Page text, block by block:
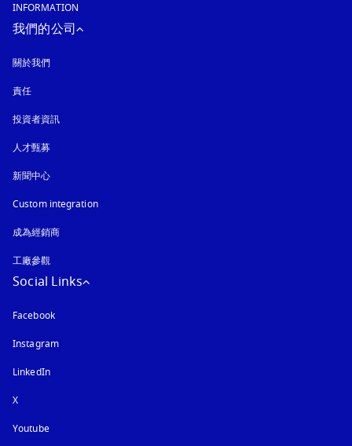
INFORMATION
我們的公司
關於我們
責任
投資者資訊
人才甄募
新聞中心
Custom integration
成為經銷商
工廠參觀
Social Links
Facebook
Instagram以新標籤頁開啟
LinkedIn
X
Youtube以新標籤頁開啟